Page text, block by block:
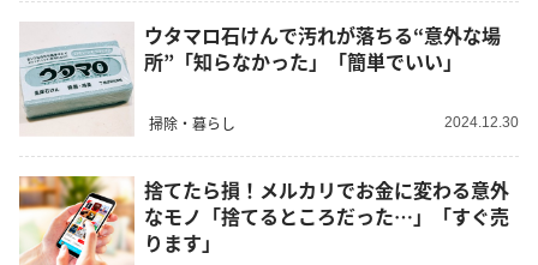
ウタマロ石けんで汚れが落ちる“意外な場
所”「知らなかった」「簡単でいい」
掃除・暮らし 2024.12.30
捨てたら損！メルカリでお金に変わる意外
なモノ「捨てるところだった…」「すぐ売
ります」